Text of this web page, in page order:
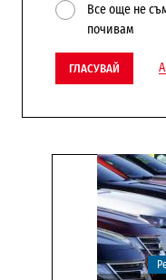
Все още не
почивам
ГЛАСУВАЙ